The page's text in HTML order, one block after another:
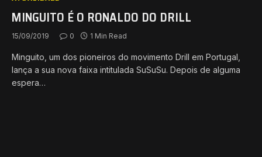
MINGUITO É O RONALDO DO DRILL
15/09/2019 0 1 Min Read
Minguito, um dos pioneiros do movimento Drill em Portugal,
lança a sua nova faixa intitulada SuSuSu. Depois de alguma
espera…